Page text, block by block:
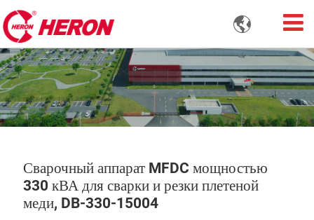

Сварочный аппарат MFDC мощностью
330 кВА для сварки и резки плетеной
меди, DB-330-15004